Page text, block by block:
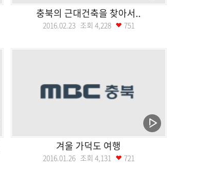
충북의 근대건축을 찾아서..
2016.02.23 조회 4,228 751
겨울 가덕도 여행
2016.01.26 조회 4,131 721